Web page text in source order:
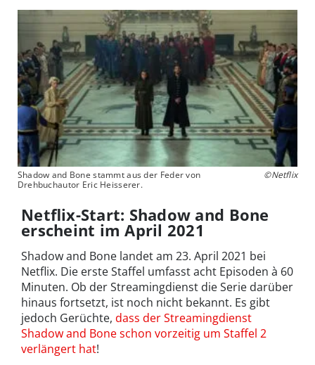
Shadow and Bone stammt aus der Feder von
Drehbuchautor Eric Heisserer.
©Netflix
Netflix-Start: Shadow and Bone
erscheint im April 2021
Shadow and Bone landet am 23. April 2021 bei
Netflix. Die erste Staffel umfasst acht Episoden à 60
Minuten. Ob der Streamingdienst die Serie darüber
hinaus fortsetzt, ist noch nicht bekannt. Es gibt
jedoch Gerüchte, dass der Streamingdienst
Shadow and Bone schon vorzeitig um Staffel 2
verlängert hat!